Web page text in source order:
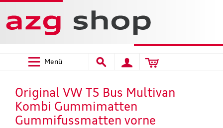
Menü
Original VW T5 Bus Multivan
Kombi Gummimatten
Gummifussmatten vorne